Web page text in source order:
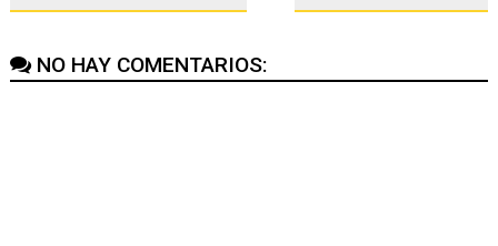
NO HAY COMENTARIOS: